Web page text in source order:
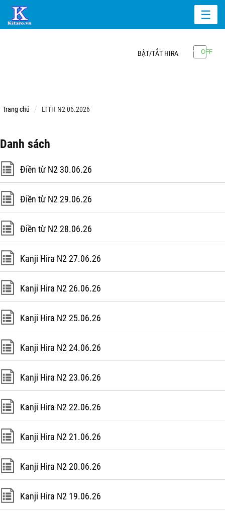
☰
BẬT/TẮT HIRA
Trang chủ LTTH N2 06.2026
Danh sách
Điền từ N2 30.06.26
Điền từ N2 29.06.26
Điền từ N2 28.06.26
Kanji Hira N2 27.06.26
Kanji Hira N2 26.06.26
Kanji Hira N2 25.06.26
Kanji Hira N2 24.06.26
Kanji Hira N2 23.06.26
Kanji Hira N2 22.06.26
Kanji Hira N2 21.06.26
Kanji Hira N2 20.06.26
Kanji Hira N2 19.06.26